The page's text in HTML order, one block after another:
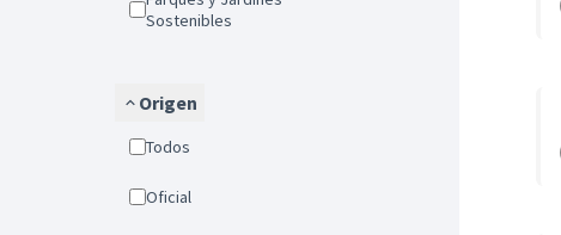
Sostenibles
Origen
Todos
Oficial